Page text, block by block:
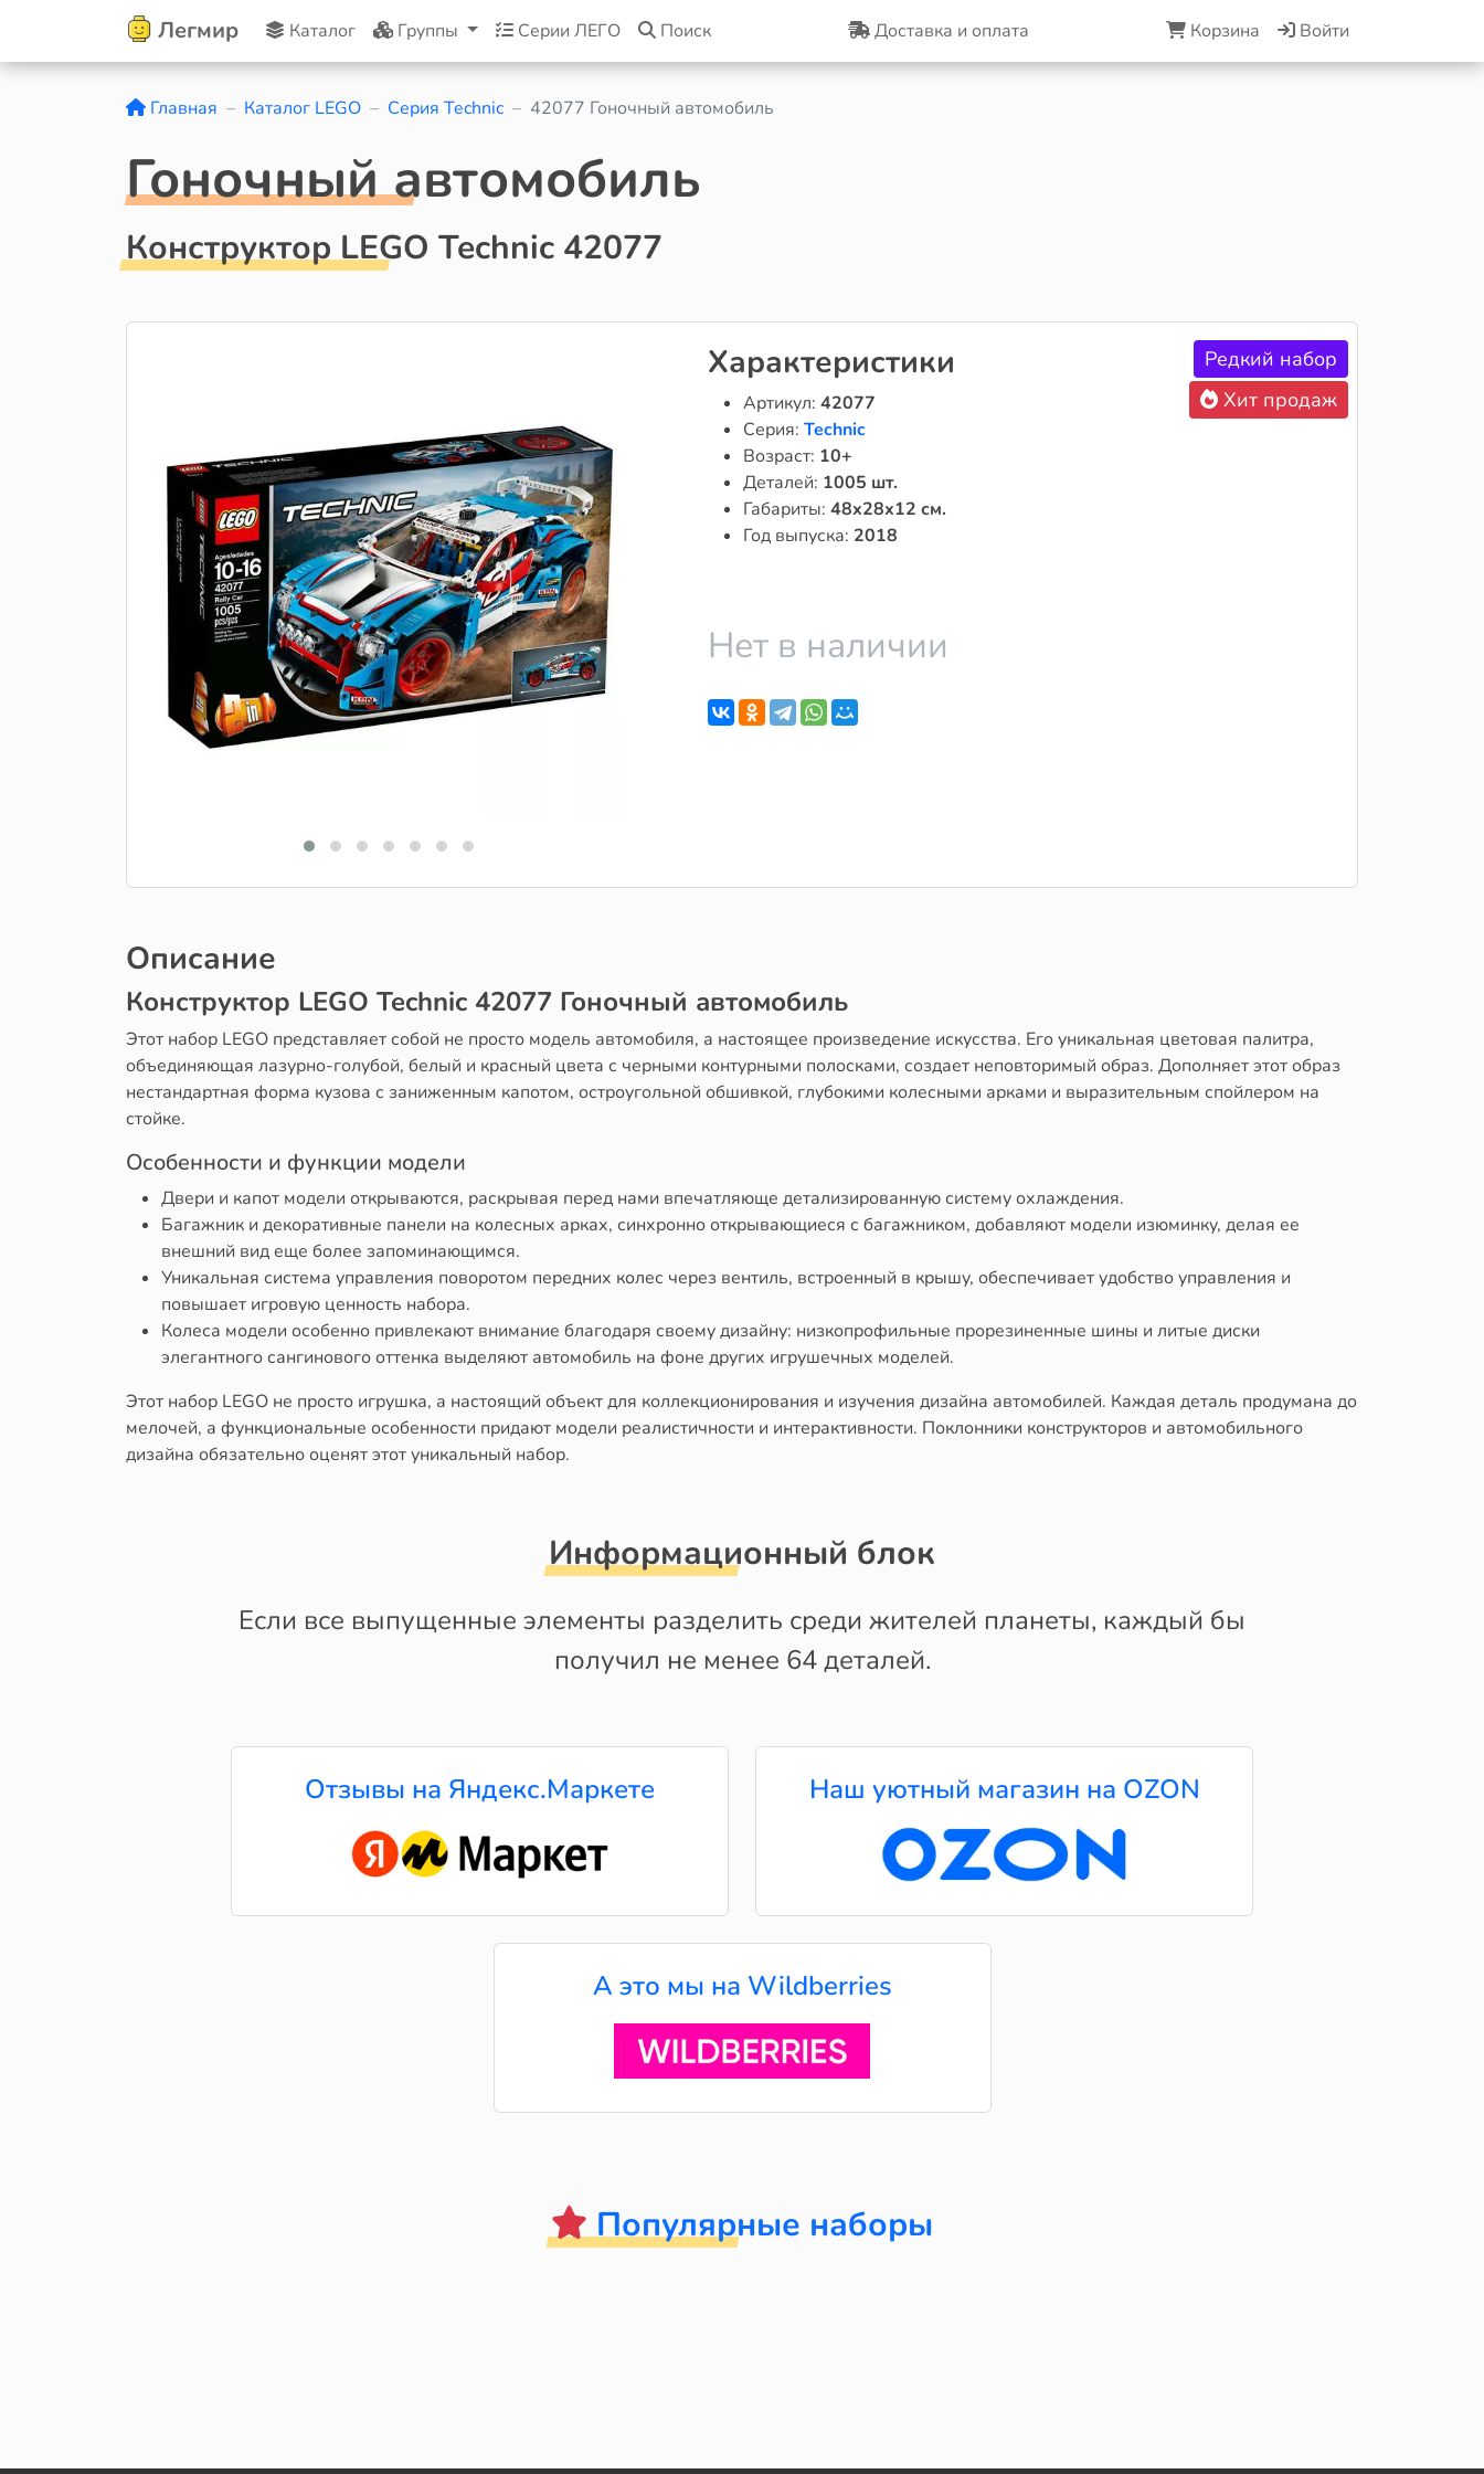
Легмир Каталог Группы Серии ЛЕГО Поиск Доставка и оплата Корзина Войти
Главная Каталог LEGO Серия Technic 42077 Гоночный автомобиль
Гоночный автомобиль
Конструктор LEGO Technic 42077
Редкий набор
Хит продаж
Характеристики
Артикул: 42077
Серия: Technic
Возраст: 10+
Деталей: 1005 шт.
Габариты: 48x28x12 см.
Год выпуска: 2018
Нет в наличии
Описание
Конструктор LEGO Technic 42077 Гоночный автомобиль
Этот набор LEGO представляет собой не просто модель автомобиля, а настоящее произведение искусства. Его уникальная цветовая палитра,
объединяющая лазурно-голубой, белый и красный цвета с черными контурными полосками, создает неповторимый образ. Дополняет этот образ
нестандартная форма кузова с заниженным капотом, остроугольной обшивкой, глубокими колесными арками и выразительным спойлером на
стойке.
Особенности и функции модели
Двери и капот модели открываются, раскрывая перед нами впечатляюще детализированную систему охлаждения.
Багажник и декоративные панели на колесных арках, синхронно открывающиеся с багажником, добавляют модели изюминку, делая ее
внешний вид еще более запоминающимся.
Уникальная система управления поворотом передних колес через вентиль, встроенный в крышу, обеспечивает удобство управления и
повышает игровую ценность набора.
Колеса модели особенно привлекают внимание благодаря своему дизайну: низкопрофильные прорезиненные шины и литые диски
элегантного сангинового оттенка выделяют автомобиль на фоне других игрушечных моделей.
Этот набор LEGO не просто игрушка, а настоящий объект для коллекционирования и изучения дизайна автомобилей. Каждая деталь продумана до
мелочей, а функциональные особенности придают модели реалистичности и интерактивности. Поклонники конструкторов и автомобильного
дизайна обязательно оценят этот уникальный набор.
Информационный блок
Если все выпущенные элементы разделить среди жителей планеты, каждый бы
получил не менее 64 деталей.
Отзывы на Яндекс.Маркете Наш уютный магазин на OZON
А это мы на Wildberries
Популярные наборы